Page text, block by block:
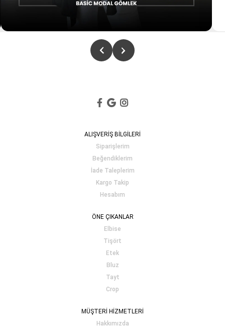
ALIŞVERİŞ BİLGİLERİ
Siparişlerim
Beğendiklerim
İade Taleplerim
Kargo Takip
Hesabım
ÖNE ÇIKANLAR
Elbise
Tişört
Etek
Bluz
Tayt
Crop
MÜŞTERİ HİZMETLERİ
Hakkımızda